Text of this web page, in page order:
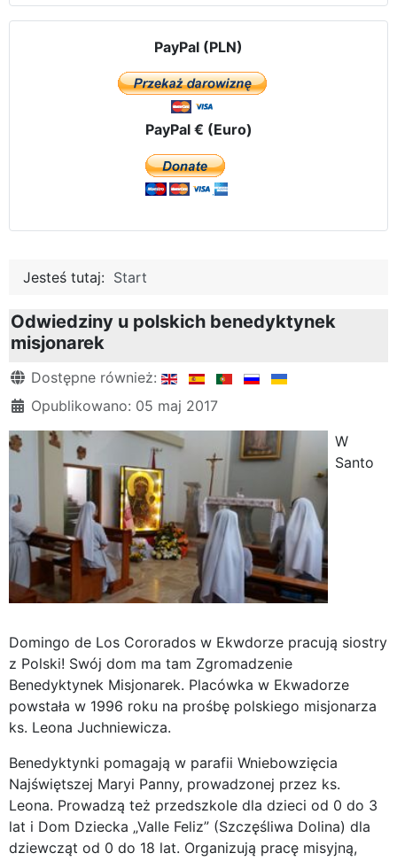
PayPal (PLN)
PayPal € (Euro)
Jesteś tutaj: Start
Odwiedziny u polskich benedyktynek
misjonarek
Szczegóły
Dostępne również:
Opublikowano: 05 maj 2017
W
Santo
Domingo de Los Cororados w Ekwdorze pracują siostry
z Polski! Swój dom ma tam Zgromadzenie
Benedyktynek Misjonarek. Placówka w Ekwadorze
powstała w 1996 roku na prośbę polskiego misjonarza
ks. Leona Juchniewicza.
Benedyktynki pomagają w parafii Wniebowzięcia
Najświętszej Maryi Panny, prowadzonej przez ks.
Leona. Prowadzą też przedszkole dla dzieci od 0 do 3
lat i Dom Dziecka „Valle Feliz” (Szczęśliwa Dolina) dla
dziewcząt od 0 do 18 lat. Organizują pracę misyjną,